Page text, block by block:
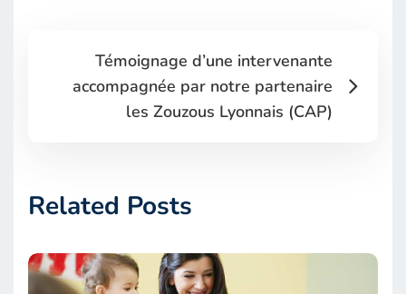
Témoignage d’une intervenante
accompagnée par notre partenaire
les Zouzous Lyonnais (CAP)
Related Posts